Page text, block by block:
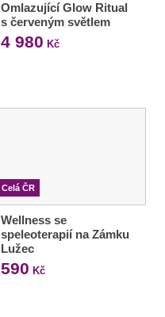
Omlazující Glow Ritual
s červeným světlem
4 980 Kč
Celá ČR
Wellness se
speleoterapií na Zámku
Lužec
590 Kč